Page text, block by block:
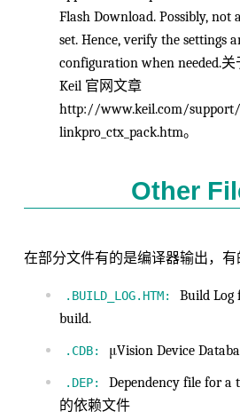
Flash Download. Possibly, not
set. Hence, verify the settings
configuration when needed.
Keil 官网文章
http://www.keil.com/
linkpro_ctx_pack.htm。
Other
在部分文件有的是编译器输出，有
.BUILD_LOG.HTM:
Build Log
build.
.CDB: μVision Device
.DEP:
Dependency file for a
的依赖文件